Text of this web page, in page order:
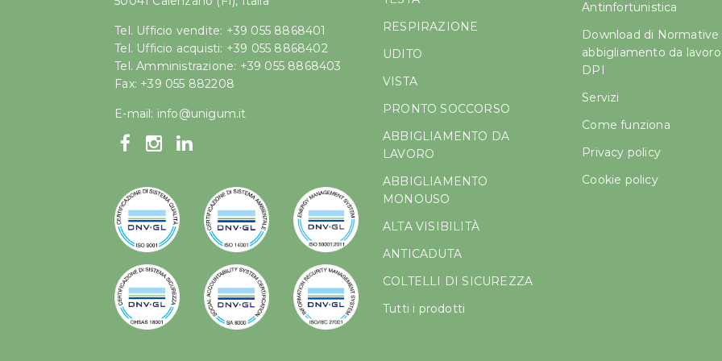
Tel. Ufficio vendite: +39 055 8868401
Tel. Ufficio acquisti: +39 055 8868402
Tel. Amministrazione: +39 055 8868403
Fax: +39 055 882208
E-mail: info@unigum.it
RESPIRAZIONE
UDITO
VISTA
PRONTO SOCCORSO
ABBIGLIAMENTO DA
LAVORO
ABBIGLIAMENTO
MONOUSO
ALTA VISIBILITÀ
ANTICADUTA
COLTELLI DI SICUREZZA
Tutti i prodotti
Antinfortunistica
Download di Normative
abbigliamento da
DPI
Servizi
Come funziona
Privacy policy
Cookie policy